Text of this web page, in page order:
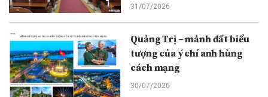
31/07/2026
Quảng Trị – mảnh đất biểu
tượng của ý chí anh hùng
cách mạng
30/07/2026